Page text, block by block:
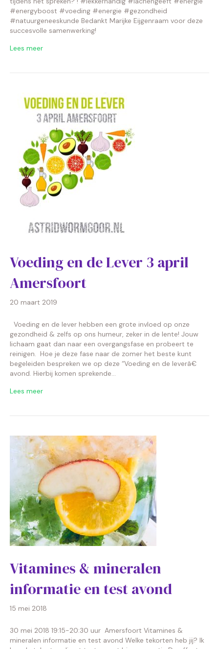
#energyboost #voeding #energie #gezondheid
#natuurgeneeskunde Bedankt Marijke Eijgenraam voor deze
succesvolle samenwerking!
Lees meer
Voeding en de Lever 3 april
Amersfoort
20 maart 2019
Voeding en de lever hebben een grote invloed op onze
gezondheid & zelfs op ons humeur, zeker in de lente! Jouw
lichaam gaat dan naar een overgangsfase en probeert te
reinigen. Hoe je deze fase naar de zomer het beste kunt
begeleiden bespreken we op deze “Voeding en de leverâ€
avond. Hierbij komen sprekende…
Lees meer
Vitamines & mineralen
informatie en test avond
15 mei 2018
30 mei 2018 19:15-20:30 uur Amersfoort Vitamines &
mineralen informatie en test avond Welke tekorten heb jij? Ik